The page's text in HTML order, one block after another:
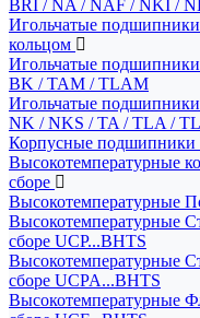
BRI / NA / NAF / NKI /
Игольчатые
кольцом
Игольчатые
BK / TAM / TLAM
Игольчатые
NK / NKS / TA / TLA /
Корпусные подшипники
Высокотемпературные
сборе
Высокотемпературные
Высокотемпературные
сборе UCP...BHTS
Высокотемпературные
сборе UCPA...BHTS
Высокотемпературные